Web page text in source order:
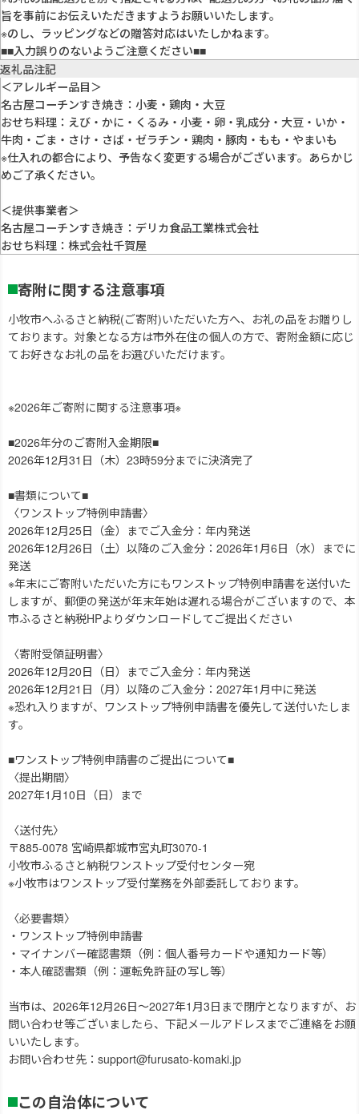
旨を事前にお伝えいただきますようお願いいたします。
※のし、ラッピングなどの贈答対応はいたしかねます。
■■入力誤りのないようご注意ください■■
返礼品注記
＜アレルギー品目＞
名古屋コーチンすき焼き：小麦・鶏肉・大豆
おせち料理：えび・かに・くるみ・小麦・卵・乳成分・大豆・いか・
牛肉・ごま・さけ・さば・ゼラチン・鶏肉・豚肉・もも・やまいも
※仕入れの都合により、予告なく変更する場合がございます。あらかじ
めご了承ください。
＜提供事業者＞
名古屋コーチンすき焼き：デリカ食品工業株式会社
おせち料理：株式会社千賀屋
寄附に関する注意事項
小牧市へふるさと納税(ご寄附)いただいた方へ、お礼の品をお贈りし
ております。対象となる方は市外在住の個人の方で、寄附金額に応じ
てお好きなお礼の品をお選びいただけます。
※2026年ご寄附に関する注意事項※
■2026年分のご寄附入金期限■
2026年12月31日（木）23時59分までに決済完了
■書類について■
〈ワンストップ特例申請書〉
2026年12月25日（金）までご入金分：年内発送
2026年12月26日（土）以降のご入金分：2026年1月6日（水）までに
発送
※年末にご寄附いただいた方にもワンストップ特例申請書を送付いた
しますが、郵便の発送が年末年始は遅れる場合がございますので、本
市ふるさと納税HPよりダウンロードしてご提出ください
〈寄附受領証明書〉
2026年12月20日（日）までご入金分：年内発送
2026年12月21日（月）以降のご入金分：2027年1月中に発送
※恐れ入りますが、ワンストップ特例申請書を優先して送付いたしま
す。
■ワンストップ特例申請書のご提出について■
〈提出期間〉
2027年1月10日（日）まで
〈送付先〉
〒885-0078 宮崎県都城市宮丸町3070-1
小牧市ふるさと納税ワンストップ受付センター宛
※小牧市はワンストップ受付業務を外部委託しております。
〈必要書類〉
・ワンストップ特例申請書
・マイナンバー確認書類（例：個人番号カードや通知カード等）
・本人確認書類（例：運転免許証の写し等）
当市は、2026年12月26日～2027年1月3日まで閉庁となりますが、お
問い合わせ等ございましたら、下記メールアドレスまでご連絡をお願
いいたします。
お問い合わせ先：support@furusato-komaki.jp
この自治体について